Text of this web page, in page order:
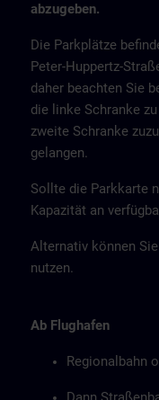
abzugeben.
Die Parkplätze
Peter-Huppertz-
daher beachten Sie
die linke Schranke
zweite Schranke
gelangen.
Sollte die Parkkarte
Kapazität an
Alternativ können
nutzen.
Ab Flughafen
Regionalbahn